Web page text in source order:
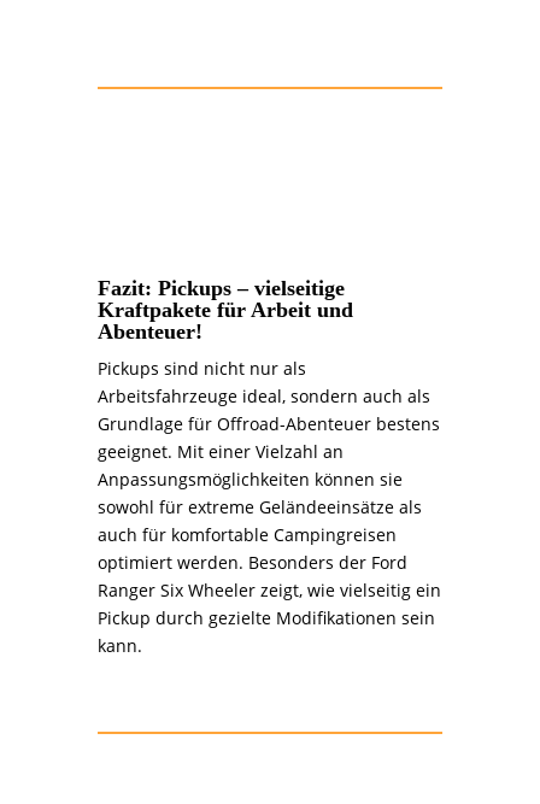
Fazit: Pickups – vielseitige
Kraftpakete für Arbeit und
Abenteuer!
Pickups sind nicht nur als
Arbeitsfahrzeuge ideal, sondern auch als
Grundlage für Offroad-Abenteuer bestens
geeignet. Mit einer Vielzahl an
Anpassungsmöglichkeiten können sie
sowohl für extreme Geländeeinsätze als
auch für komfortable Campingreisen
optimiert werden. Besonders der Ford
Ranger Six Wheeler zeigt, wie vielseitig ein
Pickup durch gezielte Modifikationen sein
kann.